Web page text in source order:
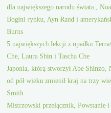
dla największego narodu świata.,
Bogini rynku, Ayn Rand i
Burns
5 największych lekcji z upadku
Che, Laura Shin i Tascha Che
Japonia, którą stworzył Abe Shinzo,
od pół wieku zmienił kraj na trzy
Smith
Mistrzowski przełącznik, Powstanie